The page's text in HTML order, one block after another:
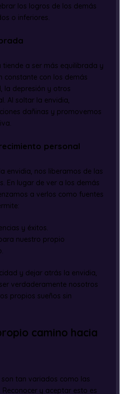
los logros de los demás
o inferiores.
tiende a ser más equilibrada y
constante con los demás
la depresión y otros
Al soltar la envidia,
dañinas y promovemos
personal
envidia, nos liberamos de las
En lugar de ver a los demás
a verlos como fuentes
y éxitos.
nuestro propio
y dejar atrás la envidia,
verdaderamente nosotros
propios sueños sin
camino hacia
tan variados como las
y aceptar esto es